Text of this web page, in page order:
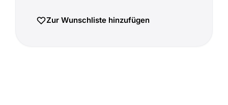
Zur Wunschliste hinzufügen